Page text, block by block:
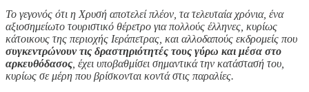
Το γεγονός ότι η Χρυσή αποτελεί πλέον, τα τελευταία χρόνια, ένα
αξιοσημείωτο τουριστικό θέρετρο για πολλούς έλληνες, κυρίως
κάτοικους της περιοχής Ιεράπετρας, και αλλοδαπούς εκδρομείς που
συγκεντρώνουν τις δραστηριότητές τους γύρω και μέσα στο
αρκευθόδασος , έχει υποβαθμίσει σημαντικά την κατάστασή του,
κυρίως σε μέρη που βρίσκονται κοντά στις παραλίες.